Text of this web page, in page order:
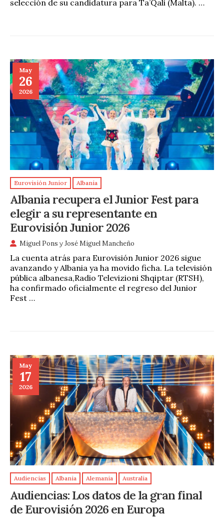
selección de su candidatura para Ta’Qali (Malta). …
May
26
2026
Eurovisión Junior Albania
Albania recupera el Junior Fest para
elegir a su representante en
Eurovisión Junior 2026
Miguel Pons yJosé Miguel Mancheño
La cuenta atrás para Eurovisión Junior 2026 sigue
avanzando y Albania ya ha movido ficha. La televisión
pública albanesa,Radio Televizioni Shqiptar (RTSH),
ha confirmado oficialmente el regreso del Junior
Fest …
May
17
2026
Audiencias Albania Alemania Australia
Audiencias: Los datos de la gran final
de Eurovisión 2026 en Europa